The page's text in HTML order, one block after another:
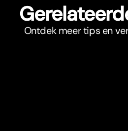
Ontdek meer tips en